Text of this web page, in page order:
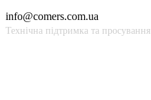
info@comers.com.ua
Технічна підтримка та просування